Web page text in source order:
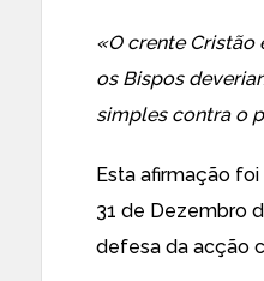
«O crente Cristão
os Bispos
simples contra o
Esta afirmação
31 de Dezembro
defesa da acção